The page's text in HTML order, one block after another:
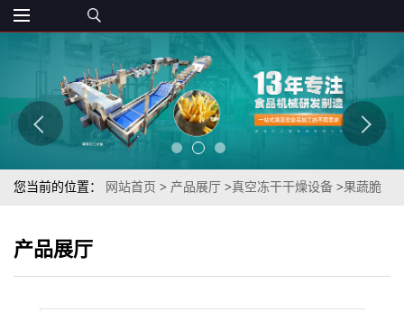
您当前的位置： 网站首页 > 产品展厅 >真空冻干干燥设备 >果蔬脆
产品展厅